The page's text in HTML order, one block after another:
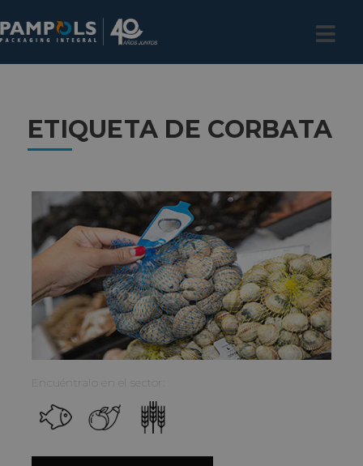
ETIQUETA DE CORBATA
Encuéntralo en el sector: